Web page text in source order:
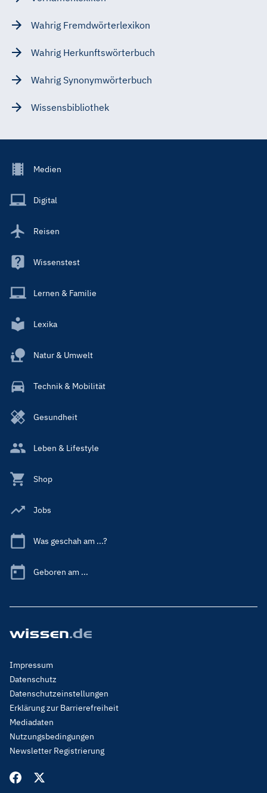
Wahrig Fremdwörterlexikon
Wahrig Herkunftswörterbuch
Wahrig Synonymwörterbuch
Wissensbibliothek
Footer
Main
Medien
Digital
Reisen
Wissenstest
Lernen & Familie
Lexika
Natur & Umwelt
Technik & Mobilität
Gesundheit
Leben & Lifestyle
Shop
Jobs
Was geschah am ...?
Geboren am ...
Footer
Menu
Legal
Impressum
Datenschutz
Datenschutzeinstellungen
Erklärung zur Barrierefreiheit
Mediadaten
Nutzungsbedingungen
Newsletter Registrierung